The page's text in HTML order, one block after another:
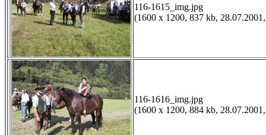
116-1615_img.jpg
(1600 x 1200, 837 kb,
116-1616_img.jpg
(1600 x 1200, 884 kb,